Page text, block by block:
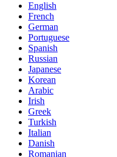
English
French
German
Portuguese
Spanish
Russian
Japanese
Korean
Arabic
Irish
Greek
Turkish
Italian
Danish
Romanian